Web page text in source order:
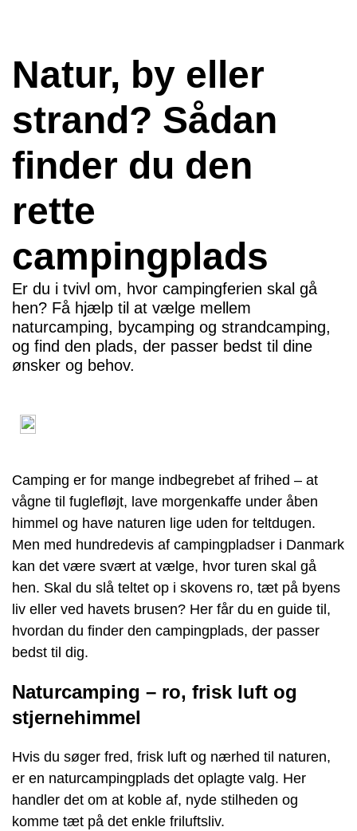
Natur, by eller
strand? Sådan
finder du den
rette
campingplads
Er du i tvivl om, hvor campingferien skal gå
hen? Få hjælp til at vælge mellem
naturcamping, bycamping og strandcamping,
og find den plads, der passer bedst til dine
ønsker og behov.
Camping er for mange indbegrebet af frihed – at
vågne til fuglefløjt, lave morgenkaffe under åben
himmel og have naturen lige uden for teltdugen.
Men med hundredevis af campingpladser i Danmark
kan det være svært at vælge, hvor turen skal gå
hen. Skal du slå teltet op i skovens ro, tæt på byens
liv eller ved havets brusen? Her får du en guide til,
hvordan du finder den campingplads, der passer
bedst til dig.
Naturcamping – ro, frisk luft og
stjernehimmel
Hvis du søger fred, frisk luft og nærhed til naturen,
er en naturcampingplads det oplagte valg. Her
handler det om at koble af, nyde stilheden og
komme tæt på det enkle friluftsliv.